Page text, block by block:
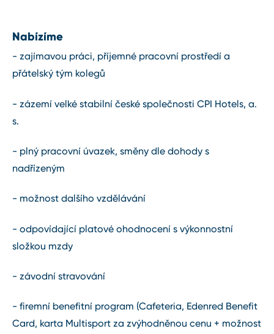
Nabízíme
- zajímavou práci, příjemné pracovní prostředí a
přátelský tým kolegů
- zázemí velké stabilní české společnosti CPI Hotels, a.
s.
- plný pracovní úvazek, směny dle dohody s
nadřízeným
- možnost dalšího vzdělávání
- odpovídající platové ohodnocení s výkonnostní
složkou mzdy
- závodní stravování
- firemní benefitní program (Cafeteria, Edenred Benefit
Card, karta Multisport za zvýhodněnou cenu + možnost